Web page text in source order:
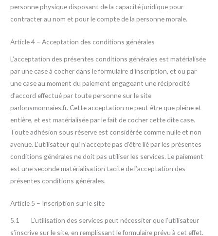
personne physique disposant de la capacité juridique pour
contracter au nom et pour le compte de la personne morale.
Article 4 – Acceptation des conditions générales
L’acceptation des présentes conditions générales est matérialisée
par une case à cocher dans le formulaire d’inscription, et ou par
une case au moment du paiement engageant une réciprocité
d’accord effectué par toute personne sur le site
parlonsmonnaies.fr. Cette acceptation ne peut être que pleine et
entière, et est matérialisée par le fait de cocher cette dite case.
Toute adhésion sous réserve est considérée comme nulle et non
avenue. L’utilisateur qui n’accepte pas d’être lié par les présentes
conditions générales ne doit pas utiliser les services. Le paiement
est une seconde matérialisation tacite de l’acceptation des
présentes conditions générales.
Article 5 – Inscription sur le site
5.1 L’utilisation des services peut nécessiter que l’utilisateur
s’inscrive sur le site, en remplissant le formulaire prévu à cet effet.